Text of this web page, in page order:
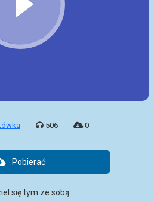
- 506 - 0
Pobierać
się tym ze sobą: